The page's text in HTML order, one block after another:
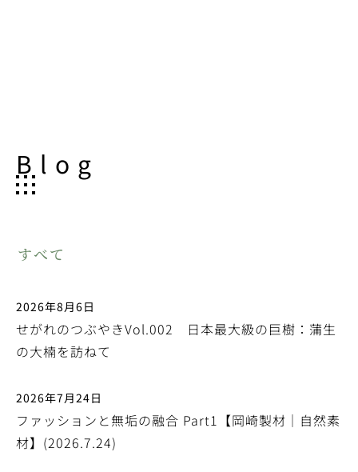
Blog
すべて
2026年8月6日
せがれのつぶやきVol.002 日本最大級の巨樹：蒲生
の大楠を訪ねて
2026年7月24日
ファッションと無垢の融合 Part1【岡崎製材｜自然素
材】(2026.7.24)